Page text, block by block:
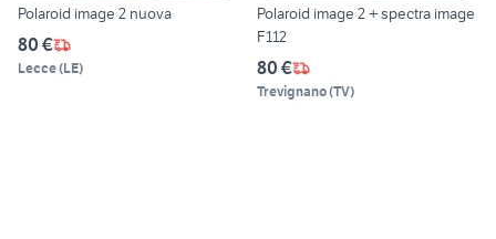
Polaroid image 2 nuova
80 €
Lecce(LE)
Polaroid image 2 + spectra image
F112
80 €
Trevignano(TV)